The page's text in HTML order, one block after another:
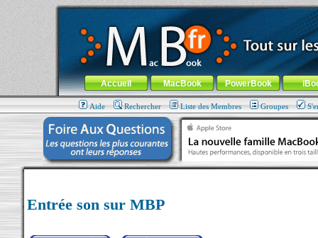
MacBook-fr.com : 100% Apple... 100% nomade !
Aller au contenu-Aller au menu général-Aller au menu de
Menu général
Accueil MacBook PowerBook
Aide Rechercher Liste des Membres Groupes
Entrée son sur MBP